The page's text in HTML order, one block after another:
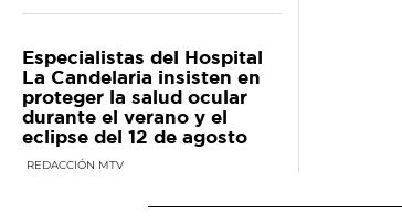
Especialistas del Hospital
La Candelaria insisten en
proteger la salud ocular
durante el verano y el
eclipse del 12 de agosto
REDACCIÓN MTV